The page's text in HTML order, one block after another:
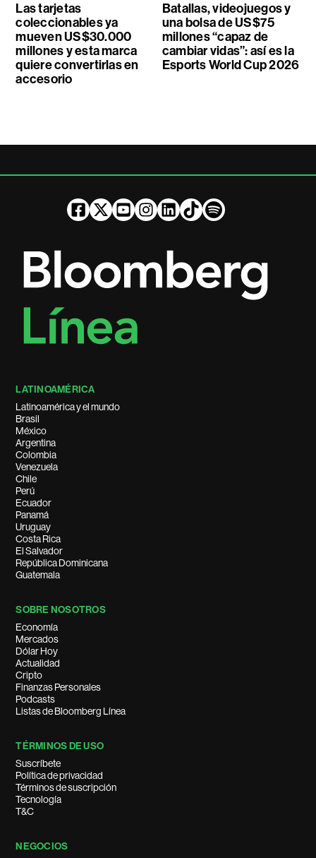
Las tarjetas
coleccionables ya
mueven US$30.000
millones y esta marca
quiere convertirlas en
accesorio
Batallas, videojuegos y
una bolsa de US$75
millones “capaz de
cambiar vidas”: así es la
Esports World Cup 2026
LATINOAMÉRICA
Latinoamérica y el mundo
Brasil
México
Argentina
Colombia
Venezuela
Chile
Perú
Ecuador
Panamá
Uruguay
Costa Rica
El Salvador
República Dominicana
Guatemala
SOBRE NOSOTROS
Economía
Mercados
Dólar Hoy
Actualidad
Cripto
Finanzas Personales
Podcasts
Listas de Bloomberg Línea
TÉRMINOS DE USO
Suscríbete
Política de privacidad
Términos de suscripción
Tecnología
T&C
NEGOCIOS